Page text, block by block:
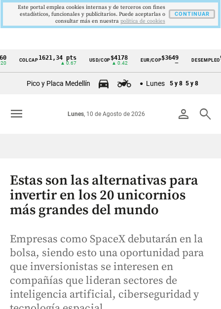
Cintillo
Colombia
COLCAP1621,34 pts
▲ 0.67
USD/COP $4178
▲ 0.42
EUR/COP$3649 DESEMPLEO9,9
▼
Pico y Placa Medellín Lunes 5 y 8 5 y 8
person search
Lunes, 10 de Agosto de 2026
menu
Estas son las alternativas para
invertir en los 20 unicornios
más grandes del mundo
Empresas como SpaceX debutarán en la
bolsa, siendo esto una oportunidad para
que inversionistas se interesen en
compañías que lideran sectores de
inteligencia artificial, ciberseguridad y
Este portal emplea cookies internas y de terceros con fines
estadísticos, funcionales y publicitarios. Puede aceptarlas o
consultar más en nuestra politica de cookies
CONTINUAR